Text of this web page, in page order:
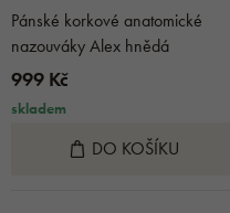
Pánské korkové anatomické
nazouváky Alex hnědá
999 Kč
skladem
DO KOŠÍKU